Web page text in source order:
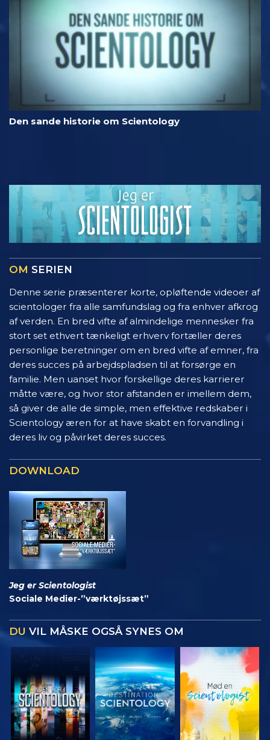
Den sande historie om Scientology
OM SERIEN
Denne serie præsenterer korte, opløftende videoer af
scientologer fra alle samfundslag og fra enhver afkrog
af verden. En bred vifte af almindelige mennesker fra
stort set ethvert tænkeligt erhverv fortæller deres
personlige beretninger om en bred vifte af emner, fra
deres succes på arbejdspladsen til at forsørge en
familie. Men uanset hvor forskellige deres karrierer
måtte være, og hvor stor afstanden er imellem dem,
så giver de alle de simple, men effektive redskaber i
Scientology æren for at have skabt en forvandling i
deres liv og påvirket deres succes.
DOWNLOAD
Jeg er Scientologist
Sociale Medier-”værktøjssæt”
DU VIL MÅSKE OGSÅ SYNES OM